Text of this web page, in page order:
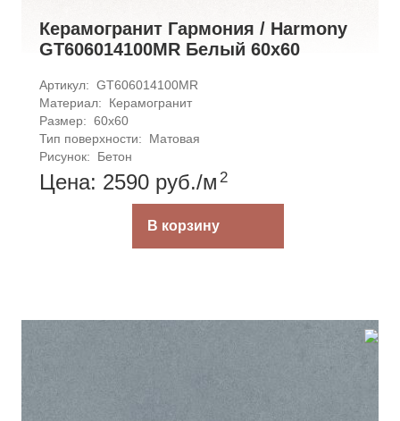
Керамогранит Гармония / Harmony
GT606014100MR Белый 60x60
Артикул: GT606014100MR
Материал:
Керамогранит
Размер: 60x60
Тип поверхности:
Матовая
Рисунок:
Бетон
Цена: 2590 руб./м 2
В корзину